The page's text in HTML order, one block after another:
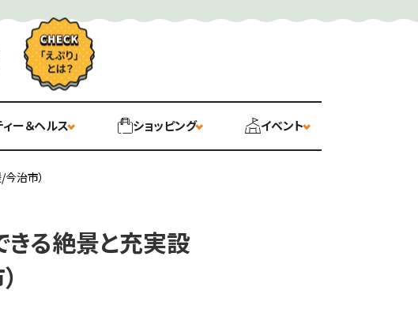
ィー＆ヘルス ショッピング イベント
治市）
きる絶景と充実設